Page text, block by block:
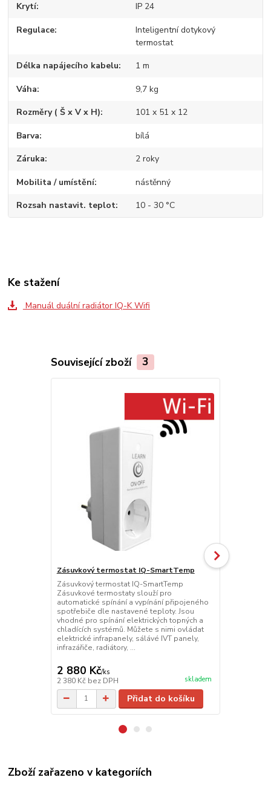
Krytí IP 24
Regulace
Inteligentní dotykový
termostat
Délka napájecího kabelu 1 m
Váha 9,7 kg
Rozměry ( Š x V x H) 101 x 51 x 12
Barva bílá
Záruka 2 roky
Mobilita / umístění nástěnný
Rozsah nastavit. teplot 10 - 30 °C
Ke stažení
Manuál duální radiátor IQ-K Wifi
Související zboží 3
Zásuvkový termostat IQ-SmartTemp
Zásuvkový termostat IQ-SmartTemp
Zásuvkové termostaty slouží pro
automatické spínání a vypínání připojeného
spotřebiče dle nastavené teploty. Jsou
vhodné pro spínání elektrických topných a
chladících systémů. Můžete s nimi ovládat
elektrické infrapanely, sálávé IVT panely,
infrazářiče, radiátory, ...
2 880 Kč/ks
2 380 Kč bez DPH skladem
Přidat do košíku
Zboží zařazeno v kategoriích